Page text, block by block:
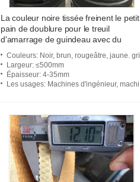
La couleur noire tissée freinent le petit
pain de doublure pour le treuil
d'amarrage de guindeau avec du
Couleurs: Noir, brun, rougeâtre, jaune. gris, etc.
Largeur: ≤500mm
Épaisseur: 4-35mm
Les usages: Machines d'ingénieur, machine d'industrie et machines d'abattage